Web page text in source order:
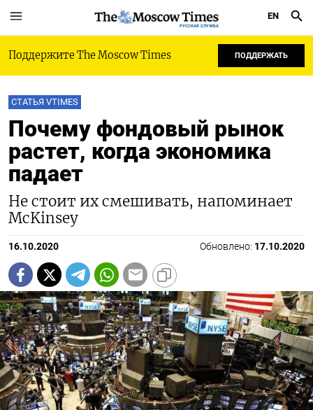
РУССКАЯ СЛУЖБА
EN
Поддержите The Moscow Times ПОДДЕРЖАТЬ
СТАТЬЯ VTIMES
Почему фондовый рынок
растет, когда экономика
падает
Не стоит их смешивать, напоминает
McKinsey
16.10.2020 Обновлено: 17.10.2020